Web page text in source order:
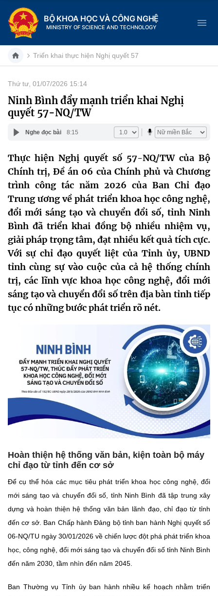
BỘ KHOA HỌC VÀ CÔNG NGHỆ
MINISTRY OF SCIENCE AND TECHNOLOGY
Danh mục
Trang chủ
Giới thiệu
Chức năng nhiệm vụ
Cơ cấu tổ chức
Lịch sử phát triển
Sở Khoa học và Công nghệ
Tin tức sự kiện
Khoa học và Công nghệ
Đổi mới sáng tạo
Bưu chính, Viễn thông
Sở hữu trí tuệ
Tiêu chuẩn, đo lường, chất lượng
Tin tổng hợp
Tin địa phương
Dịch vụ công
Hệ thống văn bản
Văn bản QPPL
Văn bản chỉ đạo điều hành
Lấy ý kiến người dân về dự thảo VBQPPL
MST IOFFICE
THỐNG KÊ
Khoa học và Công nghệ
Đổi mới sáng tạo
Bưu chính, Viễn thông
Sở hữu trí tuệ
Tiêu chuẩn, đo lường, chất lượng
Năng lượng nguyên tử
Multimedia
THƯ ĐIỆN TỬ
Khác
Infographic
Voice
Nhiệm vụ trọng tâm
Vietnamese English
BỘ KHOA HỌC VÀ CÔNG NGHỆ
MINISTRY OF SCIENCE AND TECHNOLOGY
Điều khoản sử dụng Theo dõi MST: Góp ý
Cơ quan chủ quản: Bộ Khoa học và Công nghệ (MST)
Giám đốc Trung tâm Truyền thông Khoa học và Công nghệ.
Triển khai thực hiện Nghị quyết 57
Thứ tư, 01/07/2026 15:14
Ninh Bình đẩy mạnh triển khai Nghị
quyết 57-NQ/TW
Nghe đọc bài 8:15
Thực hiện Nghị quyết số 57-NQ/TW của Bộ
Chính trị, Đề án 06 của Chính phủ và Chương
trình công tác năm 2026 của Ban Chỉ đạo
Trung ương về phát triển khoa học công nghệ,
đổi mới sáng tạo và chuyển đổi số, tỉnh Ninh
Bình đã triển khai đồng bộ nhiều nhiệm vụ,
giải pháp trọng tâm, đạt nhiều kết quả tích cực.
Với sự chỉ đạo quyết liệt của Tỉnh ủy, UBND
tỉnh cùng sự vào cuộc của cả hệ thống chính
trị, các lĩnh vực khoa học công nghệ, đổi mới
sáng tạo và chuyển đổi số trên địa bàn tỉnh tiếp
tục có những bước phát triển rõ nét.
Hoàn thiện hệ thống văn bản, kiện toàn bộ máy
chỉ đạo từ tỉnh đến cơ sở
Để cụ thể hóa các mục tiêu phát triển khoa học công nghệ, đổi
mới sáng tạo và chuyển đổi số, tỉnh Ninh Bình đã tập trung xây
dựng và hoàn thiện hệ thống văn bản lãnh đạo, chỉ đạo từ tỉnh
đến cơ sở. Ban Chấp hành Đảng bộ tỉnh ban hành Nghị quyết số
06-NQ/TU ngày 30/01/2026 về chiến lược đột phá phát triển khoa
học, công nghệ, đổi mới sáng tạo và chuyển đổi số tỉnh Ninh Bình
đến năm 2030, tầm nhìn đến năm 2045.
Ban Thường vụ Tỉnh ủy ban hành nhiều kế hoạch nhằm triển